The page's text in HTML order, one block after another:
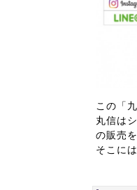
この「
丸信は
の販売
そこに